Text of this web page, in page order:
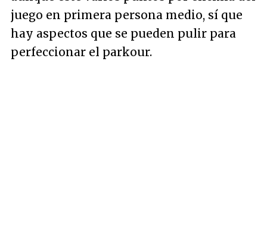
juego en primera persona medio, sí que
hay aspectos que se pueden pulir para
perfeccionar el parkour.